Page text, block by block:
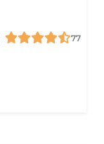
77